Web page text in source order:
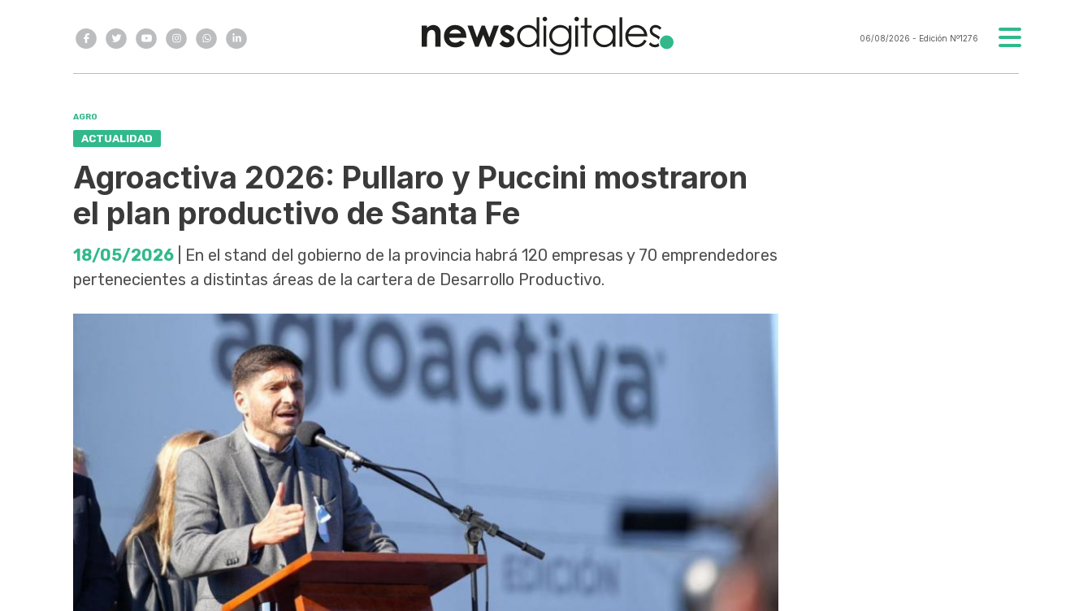
06/08/2026 - Edición Nº1276
AGRO
ACTUALIDAD
Agroactiva 2026: Pullaro y Puccini mostraron
el plan productivo de Santa Fe
18/05/2026 | En el stand del gobierno de la provincia habrá 120 empresas y 70 emprendedores
pertenecientes a distintas áreas de la cartera de Desarrollo Productivo.